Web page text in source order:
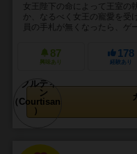
女王陛下の命によって王室の
か、なるべく女王の寵愛を受
員の手札が無くなったら、ゲ
87
興味あり
178
経験あり